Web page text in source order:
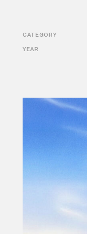
CATEGORY
YEAR